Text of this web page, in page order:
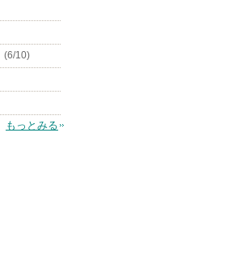
(6/10)
もっとみる